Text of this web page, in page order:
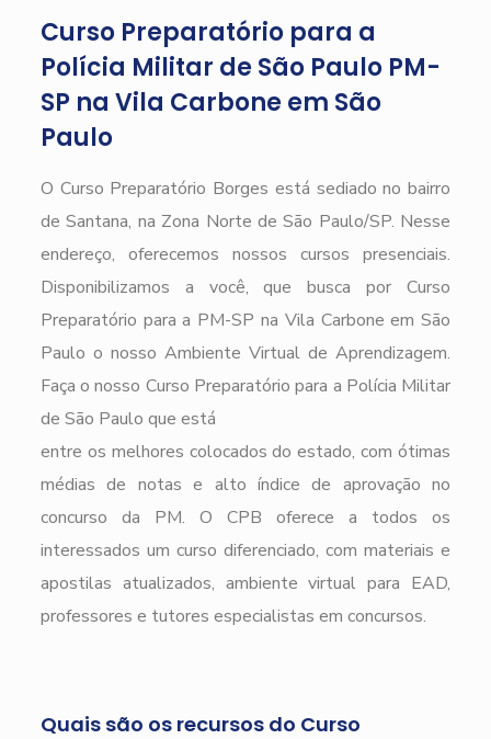
Curso Preparatório para a
Polícia Militar de São Paulo PM-
SP na Vila Carbone em São
Paulo
O Curso Preparatório Borges está sediado no bairro
de Santana, na Zona Norte de São Paulo/SP. Nesse
endereço, oferecemos nossos cursos presenciais.
Disponibilizamos a você, que busca por Curso
Preparatório para a PM-SP na Vila Carbone em São
Paulo o nosso Ambiente Virtual de Aprendizagem.
Faça o nosso Curso Preparatório para a Polícia Militar
de São Paulo que está
entre os melhores colocados do estado, com ótimas
médias de notas e alto índice de aprovação no
concurso da PM. O CPB oferece a todos os
interessados um curso diferenciado, com materiais e
apostilas atualizados, ambiente virtual para EAD,
professores e tutores especialistas em concursos.
Quais são os recursos do Curso